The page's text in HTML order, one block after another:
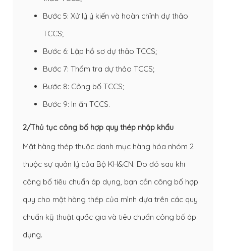
Bước 5: Xử lý ý kiến và hoàn chỉnh dự thảo
TCCS;
Bước 6: Lập hồ sơ dự thảo TCCS;
Bước 7: Thẩm tra dự thảo TCCS;
Bước 8: Công bố TCCS;
Bước 9: In ấn TCCS.
2/Thủ tục công bố hợp quy thép nhập khẩu
Mặt hàng thép thuộc danh mục hàng hóa nhóm 2
thuộc sự quản lý của Bộ KH&CN. Do đó sau khi
công bố tiêu chuẩn áp dụng, bạn cần công bố hợp
quy cho mặt hàng thép của mình dựa trên các quy
chuẩn kỹ thuật quốc gia và tiêu chuẩn công bố áp
dụng.